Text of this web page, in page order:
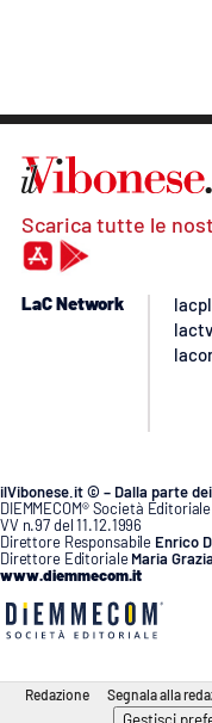
Scarica tutte le
LaC Network
ilVibonese.it © – Dalla parte
DIEMMECOM® Società
VV n.97 del 11.12.1996
Direttore Responsabile Enrico
Direttore Editoriale Maria
www.diemmecom.it
Redazione Segnala alla
Gestisci